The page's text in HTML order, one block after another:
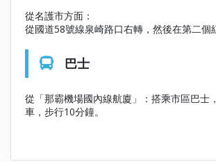
從名護市方面：
從國道58號線泉崎路口右轉，然後在第二個
巴士
從「那霸機場國內線航廈」：搭乘市區巴士
車，步行10分鐘。